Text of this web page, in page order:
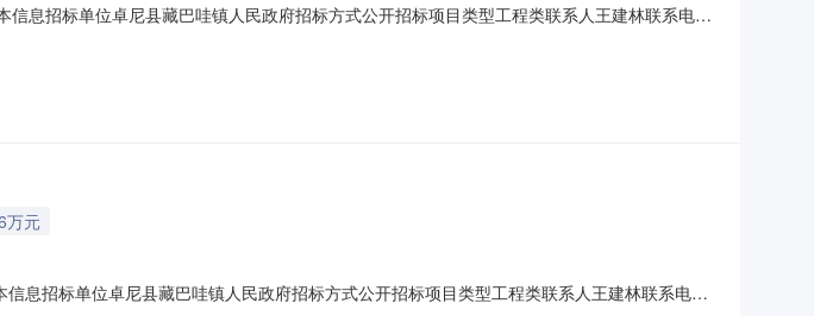
息招标单位卓尼县藏巴哇镇人民政府招标方式公开招标项目类型工程类联系人王建林联系电话
规定》（国家发展和改革委员会令第16号）及《甘肃省人民政府办公厅转发省公共资源交易局
万元
息招标单位卓尼县藏巴哇镇人民政府招标方式公开招标项目类型工程类联系人王建林联系电话